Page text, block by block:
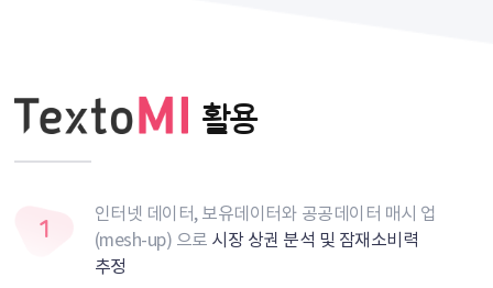
활용
1
인터넷 데이터, 보유데이터와 공공데이터 매시 업
(mesh-up) 으로 시장 상권 분석 및 잠재소비력
추정